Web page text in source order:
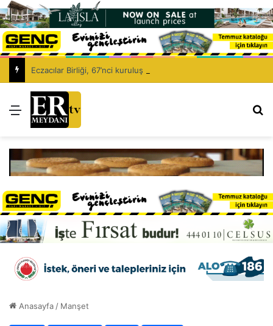
Menü
Anasayfa / Manşet